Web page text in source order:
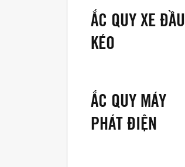
ẮC QUY XE ĐẦU
KÉO
ẮC QUY MÁY
PHÁT ĐIỆN